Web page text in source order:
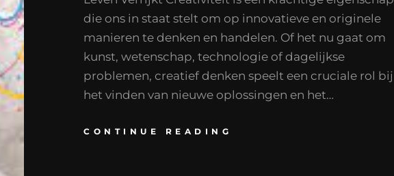
die ons in staat stelt om op innovatieve en originele
manieren te denken en handelen. Of het nu gaat om
kunst, wetenschap, technologie of dagelijkse
problemen, creatief denken speelt een cruciale rol bij
het vinden van nieuwe oplossingen en het…
CONTINUE READING